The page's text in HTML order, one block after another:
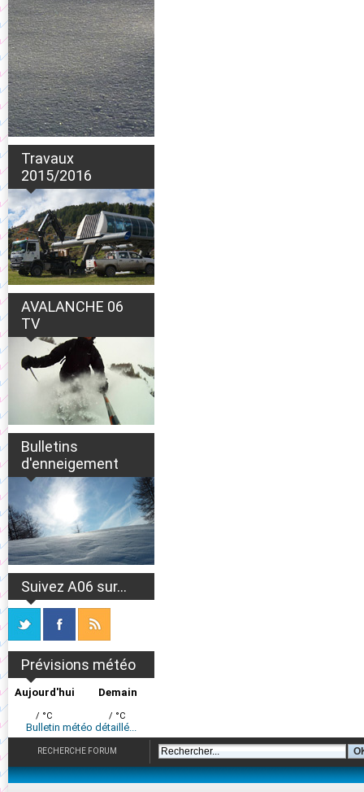
Travaux
2015/2016
AVALANCHE 06
TV
Bulletins
d'enneigement
Suivez A06 sur...
Prévisions météo
Aujourd'hui
/ °C
Demain
/ °C
Bulletin météo détaillé...
RECHERCHE FORUM